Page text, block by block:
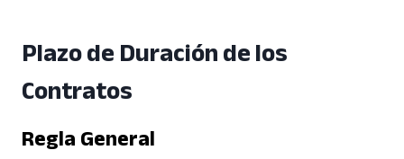
Plazo de Duración de los
Contratos
Regla General